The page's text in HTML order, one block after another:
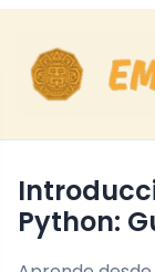
Introducción a programación en
Python: